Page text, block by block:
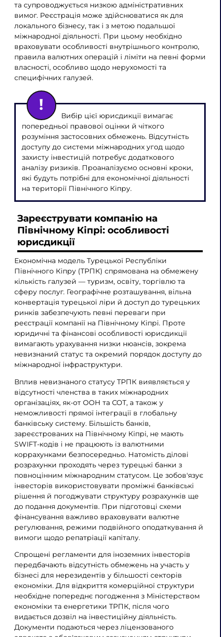
та супроводжується низкою адміністративних
вимог. Реєстрація може здійснюватися як для
локального бізнесу, так і з метою подальшої
міжнародної діяльності. При цьому необхідно
враховувати особливості внутрішнього контролю,
правила валютних операцій і ліміти на певні форми
власності, особливо щодо нерухомості та
специфічних галузей.
Вибір цієї юрисдикції вимагає
попередньої правової оцінки й чіткого
розуміння застосовних обмежень. Відсутність
доступу до системи міжнародних угод щодо
захисту інвестицій потребує додаткового
аналізу ризиків. Проаналізуємо основні кроки,
які будуть потрібні для економічної діяльності
на території Північного Кіпру.
Зареєструвати компанію на
Північному Кіпрі: особливості
юрисдикції
Економічна модель Турецької Республіки
Північного Кіпру (ТРПК) спрямована на обмежену
кількість галузей — туризм, освіту, торгівлю та
сферу послуг. Географічне розташування, вільна
конвертація турецької ліри й доступ до турецьких
ринків забезпечують певні переваги при
реєстрації компанії на Північному Кіпрі. Проте
юридичні та фінансові особливості юрисдикції
вимагають урахування низки нюансів, зокрема
невизнаний статус та окремий порядок доступу до
міжнародної інфраструктури.
Вплив невизнаного статусу ТРПК виявляється у
відсутності членства в таких міжнародних
організаціях, як-от ООН та СОТ, а також у
неможливості прямої інтеграції в глобальну
банківську систему. Більшість банків,
зареєстрованих на Північному Кіпрі, не мають
SWIFT-кодів і не працюють із валютними
коррахунками безпосередньо. Натомість ділові
розрахунки проходять через турецькі банки з
повноцінним міжнародним статусом. Це зобов'язує
інвесторів використовувати проміжні банківські
рішення й погоджувати структуру розрахунків ще
до подання документів. При підготовці схеми
фінансування важливо враховувати валютне
регулювання, режими подвійного оподаткування й
вимоги щодо репатріації капіталу.
Спрощені регламенти для іноземних інвесторів
передбачають відсутність обмежень на участь у
бізнесі для нерезидентів у більшості секторів
економіки. Для відкриття комерційної структури
необхідне попереднє погодження з Міністерством
економіки та енергетики ТРПК, після чого
видається дозвіл на інвестиційну діяльність.
Документи подаються через ліцензованого